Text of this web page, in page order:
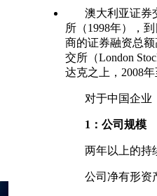
澳大利亚证券
所（1998年），
商的证券融资总额
交所（London
达克之上，2008
对于中国企业
1 ：公司规模
两年以上的持
公司净有形资